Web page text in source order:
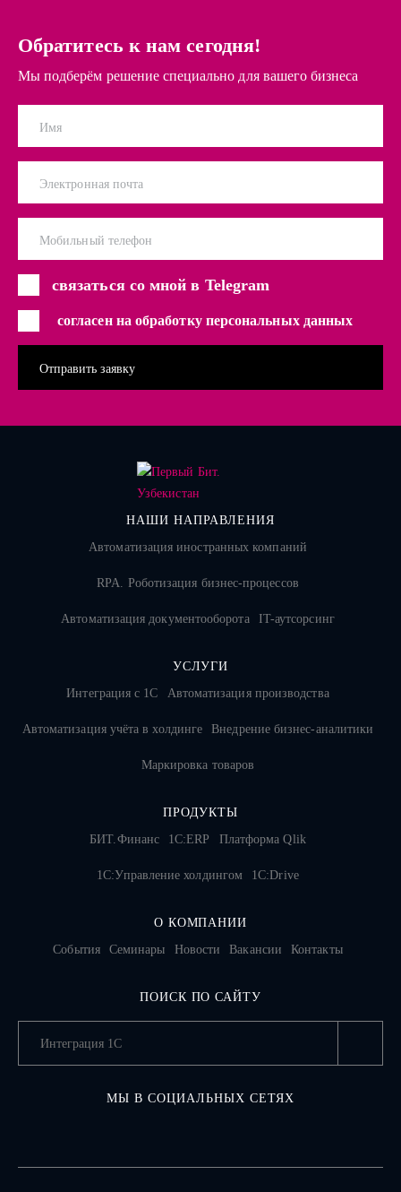
Обратитесь к нам сегодня!
Мы подберём решение специально для вашего бизнеса
Имя
Электронная почта
Мобильный телефон
связаться со мной в Telegram
согласен на обработку персональных данных
НАШИ НАПРАВЛЕНИЯ
Автоматизация иностранных компаний
RPA. Роботизация бизнес-процессов
Автоматизация документооборота IT-аутсорсинг
УСЛУГИ
Интеграция с 1С
Автоматизация производства
Автоматизация учёта в холдинге Внедрение бизнес-аналитики
Маркировка товаров
ПРОДУКТЫ
БИТ.Финанс
1С:ERP Платформа Qlik
1С:Управление холдингом 1C:Drive
О КОМПАНИИ
События
Семинары Новости Вакансии Контакты
ПОИСК ПО САЙТУ
МЫ В СОЦИАЛЬНЫХ СЕТЯХ